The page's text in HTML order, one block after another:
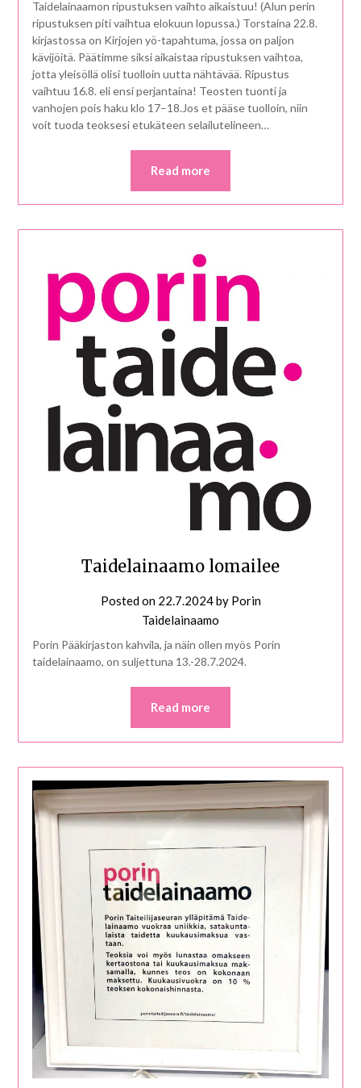
Taidelainaamon ripustuksen vaihto aikaistuu! (Alun perin
ripustuksen piti vaihtua elokuun lopussa.) Torstaina 22.8.
kirjastossa on Kirjojen yö-tapahtuma, jossa on paljon
kävijöitä. Päätimme siksi aikaistaa ripustuksen vaihtoa,
jotta yleisöllä olisi tuolloin uutta nähtävää. Ripustus
vaihtuu 16.8. eli ensi perjantaina! Teosten tuonti ja
vanhojen pois haku klo 17–18.Jos et pääse tuolloin, niin
voit tuoda teoksesi etukäteen selailutelineen…
Read more
Taidelainaamo lomailee
Posted on 22.7.2024by Porin
Taidelainaamo
Porin Pääkirjaston kahvila, ja näin ollen myös Porin
taidelainaamo, on suljettuna 13.-28.7.2024.
Read more